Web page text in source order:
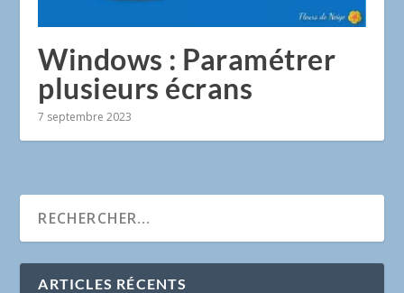
Windows : Paramétrer
plusieurs écrans
7 septembre 2023
ARTICLES RÉCENTS